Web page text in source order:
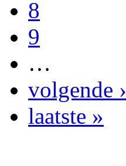
8
9
…
volgende ›
laatste »